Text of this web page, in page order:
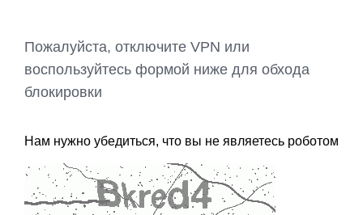
Пожалуйста, отключите VPN или
воспользуйтесь формой ниже для обхода
блокировки
Нам нужно убедиться, что вы не являетесь роботом